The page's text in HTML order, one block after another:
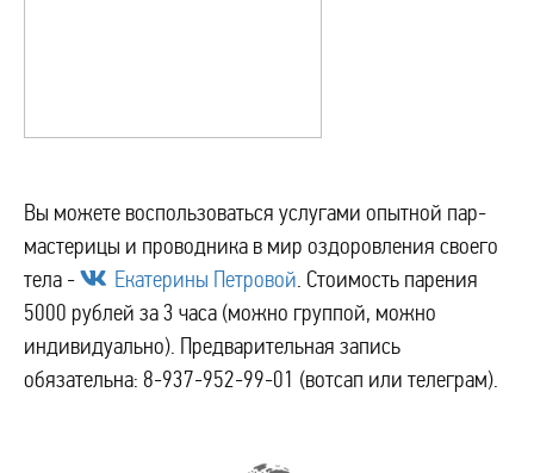
Вы можете воспользоваться услугами опытной пар-
мастерицы и проводника в мир оздоровления своего
тела -
Екатерины Петровой. Стоимость парения
5000 рублей за 3 часа (можно группой, можно
индивидуально). Предварительная запись
обязательна: 8-937-952-99-01 (вотсап или телеграм).